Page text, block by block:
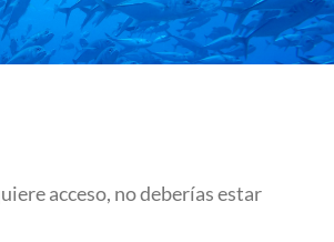
acceso, no deberías estar